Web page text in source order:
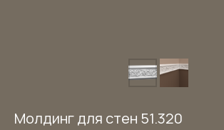
Молдинг для стен 51.320